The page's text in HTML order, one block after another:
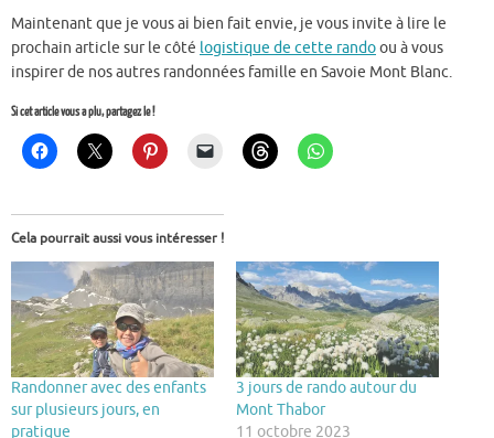
Maintenant que je vous ai bien fait envie, je vous invite à lire le
prochain article sur le côté logistique de cette randoou à vous
inspirer de nos autres randonnées famille en Savoie Mont Blanc.
Si cet article vous a plu, partagez le !
Cela pourrait aussi vous intéresser !
Randonner avec des enfants
sur plusieurs jours, en
pratique
3 jours de rando autour du
Mont Thabor
11 octobre 2023